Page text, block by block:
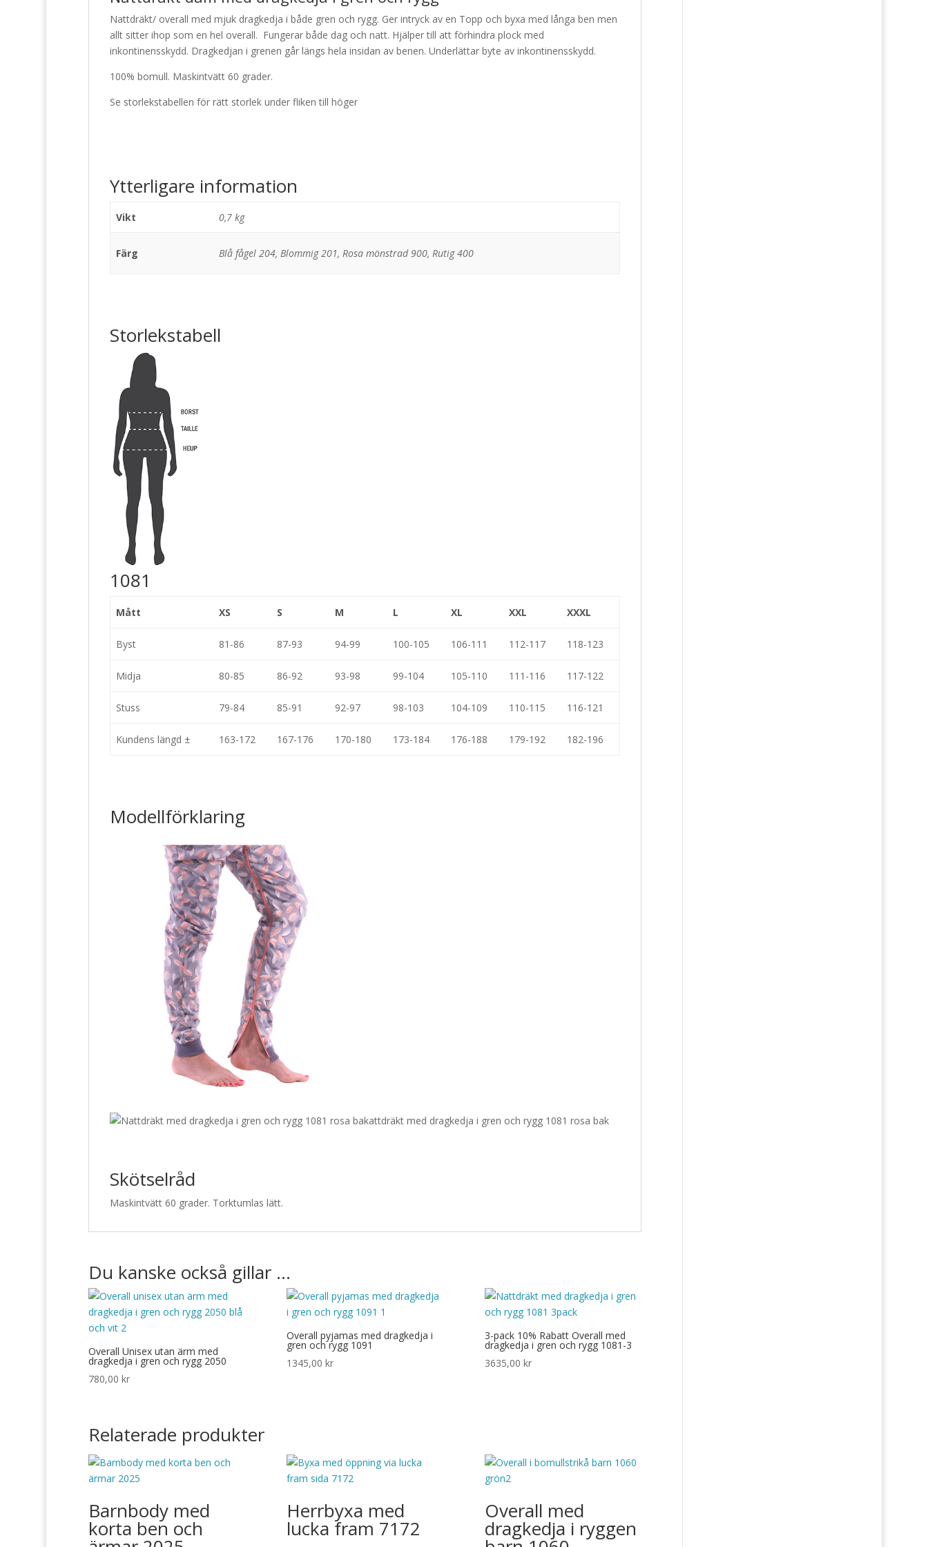
Nattdräkt/ overall med mjuk dragkedja i både gren och rygg. Ger intryck av en Topp och byxa med långa ben men
allt sitter ihop som en hel overall. Fungerar både dag och natt. Hjälper till att förhindra plock med
inkontinensskydd. Dragkedjan i grenen går längs hela insidan av benen. Underlättar byte av inkontinensskydd.
100% bomull. Maskintvätt 60 grader.
Se storlekstabellen för rätt storlek under fliken till höger
Ytterligare information
Vikt 0,7 kg
Färg Blå fågel 204, Blommig 201, Rosa mönstrad 900, Rutig 400
Storlekstabell
1081
Mått XS S M L XL XXL XXXL
Byst 81-86 87-93 94-99 100-105 106-111 112-117 118-123
Midja 80-85 86-92 93-98 99-104 105-110 111-116 117-122
Stuss 79-84 85-91 92-97 98-103 104-109 110-115 116-121
Kundens längd ± 163-172 167-176 170-180 173-184 176-188 179-192 182-196
Modellförklaring
Skötselråd
Maskintvätt 60 grader. Torktumlas lätt.
Du kanske också gillar …
Overall Unisex utan ärm med
dragkedja i gren och rygg 2050
780,00 kr
Overall pyjamas med dragkedja i
gren och rygg 1091
1345,00 kr
3-pack 10% Rabatt Overall med
dragkedja i gren och rygg 1081-3
3635,00 kr
Relaterade produkter
Barnbody med
korta ben och
Herrbyxa med
lucka fram 7172
Overall med
dragkedja i ryggen